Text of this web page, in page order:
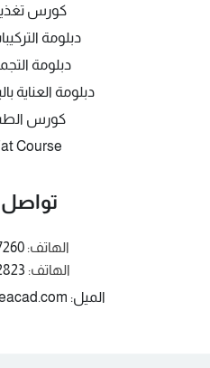
كورس
دبلومة
دبلومة
دبلومة العناية
كورس
Course
تواصل
الهاتف:
الهاتف:
الميل: info@challengeacad.com